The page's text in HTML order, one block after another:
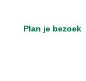
Plan je bezoek